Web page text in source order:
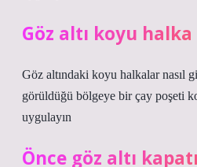
Göz altı koyu halka
Göz altındaki koyu halkalar nasıl
görüldüğü bölgeye bir çay poşeti
uygulayın
Önce göz altı